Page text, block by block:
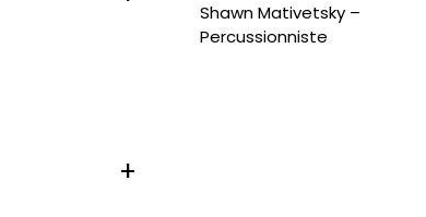
Shawn Mativetsky –
Percussionniste